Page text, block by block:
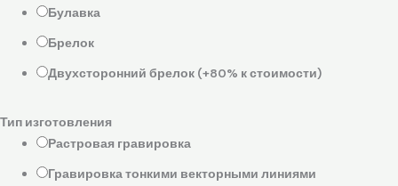
Булавка
Брелок
Двухсторонний брелок (+80% к стоимости)
Тип изготовления
Растровая гравировка
Гравировка тонкими векторными линиями